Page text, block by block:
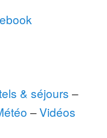
& séjours –
–Vidéos